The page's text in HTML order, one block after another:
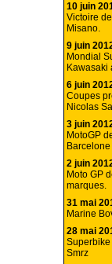
10 juin
Victoire
Misano.
9 juin
Mondial
Kawasaki
6 juin
Coupes
Nicolas
3 juin
MotoGP
Barcelone
2 juin
Moto GP
marques.
31 mai
Marine
28 mai
Smrz